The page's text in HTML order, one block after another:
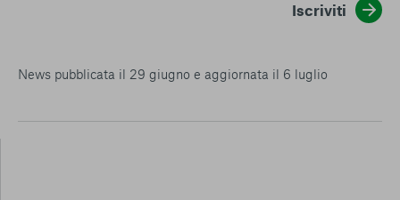
Iscriviti
News pubblicata il 29 giugno e aggiornata il 6 luglio